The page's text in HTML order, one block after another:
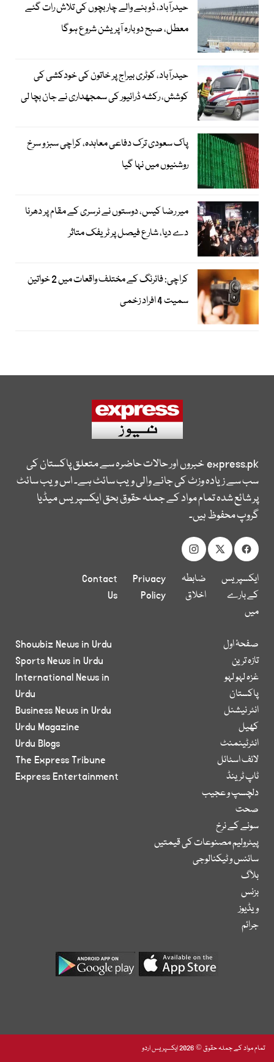
حیدرآباد، ڈوبنے والے چار بچوں کی تلاش رات گئے
معطل، صبح دوبارہ آپریشن شروع ہوگا
حیدرآباد، کوٹری بیراج پر خاتون کی خودکشی کی
کوشش، رکشہ ڈرائیور کی سمجھداری نے جان بچا لی
پاک سعودی ترک دفاعی معاہدہ، کراچی سبز و سرخ
روشنیوں میں نہا گیا
میر رضا کیس، دوستوں نے نرسری کے مقام پر دھرنا
دے دیا، شارع فیصل پر ٹریفک متاثر
کراچی: فائرنگ کے مختلف واقعات میں 2 خواتین
سمیت 4 افراد زخمی
express.pkخبروں اور حالات حاضرہ سے متعلق پاکستان کی
سب سے زیادہ وزٹ کی جانے والی ویب سائٹ ہے۔ اس ویب سائٹ
پر شائع شدہ تمام مواد کے جملہ حقوق بحق ایکسپریس میڈیا
گروپ محفوظ ہیں۔
ایکسپریس
کے بارے
میں
ضابطہ
اخلاق
Privacy
Policy
Contact
Us
صفحۂ اول
تازہ ترین
غزہ لہو لہو
پاکستان
انٹر نیشنل
کھیل
انٹرٹینمنٹ
لائف اسٹائل
ٹاپ ٹرینڈ
دلچسپ و عجیب
صحت
سونے کے نرخ
پیٹرولیم مصنوعات کی قیمتیں
سائنس و ٹیکنالوجی
بلاگ
بزنس
ویڈیوز
جرائم
Showbiz News in Urdu
Sports News in Urdu
International News in
Urdu
Business News in Urdu
Urdu Magazine
Urdu Blogs
The Express Tribune
Express Entertainment
تمام مواد کے جملہ حقوق © 2026 ایکسپریس اردو